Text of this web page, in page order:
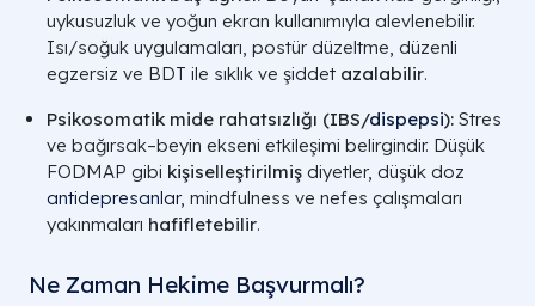
uykusuzluk ve yoğun ekran kullanımıyla alevlenebilir.
Isı/soğuk uygulamaları, postür düzeltme, düzenli
egzersiz ve BDT ile sıklık ve şiddet azalabilir.
Psikosomatik mide rahatsızlığı (IBS/dispepsi): Stres
ve bağırsak–beyin ekseni etkileşimi belirgindir. Düşük
FODMAP gibi kişiselleştirilmiş diyetler, düşük doz
antidepresanlar, mindfulness ve nefes çalışmaları
yakınmaları hafifletebilir.
Ne Zaman Hekime Başvurmalı?